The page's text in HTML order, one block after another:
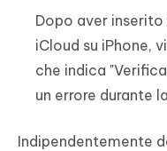
Dopo aver
iCloud su iPhone,
che indica
un errore durante
Indipendentemente